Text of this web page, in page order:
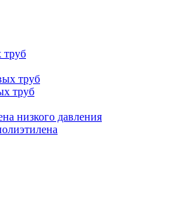
труб
труб
труб
низкого давления